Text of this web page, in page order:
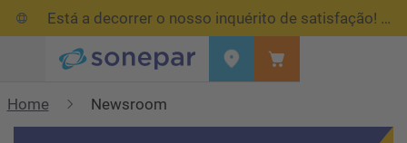
Está a decorrer o nosso inquérito de satisfação!
Home
Newsroom